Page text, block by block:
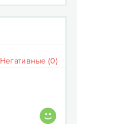
Негативные (0)